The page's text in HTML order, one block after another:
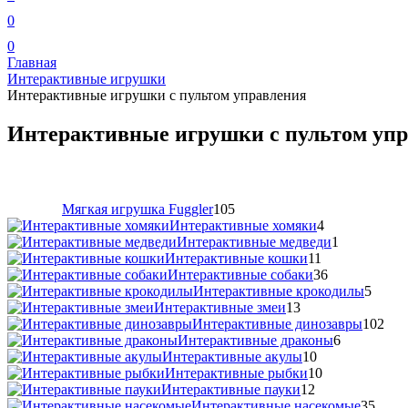
0
0
Главная
Интерактивные игрушки
Интерактивные игрушки с пультом управления
Интерактивные игрушки с пультом
Мягкая игрушка Fuggler105
Интерактивные хомяки4
Интерактивные медведи1
Интерактивные кошки11
Интерактивные собаки36
Интерактивные крокодилы5
Интерактивные змеи13
Интерактивные динозавры102
Интерактивные драконы6
Интерактивные акулы10
Интерактивные рыбки10
Интерактивные пауки12